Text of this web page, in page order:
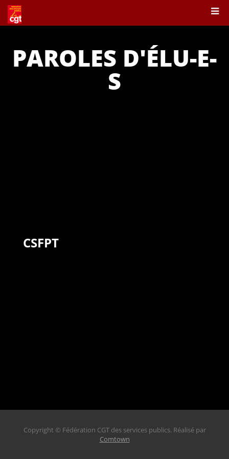
PAROLES D'ÉLU-E-
S
CSFPT
Copyright © Fédération CGT des services publics. Réalisé par
Comtown